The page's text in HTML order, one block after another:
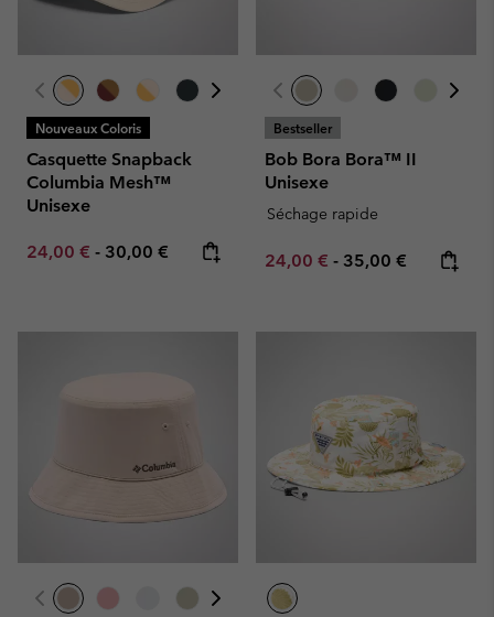
Nouveaux Coloris
Casquette Snapback
Columbia Mesh™
Unisexe
Minimum sale price:
24,00 € - Maximum price:
30,00 €
Bestseller
Bob Bora Bora™ II
Unisexe
Séchage rapide
Minimum sale price:
24,00 € - Maximum price:
35,00 €